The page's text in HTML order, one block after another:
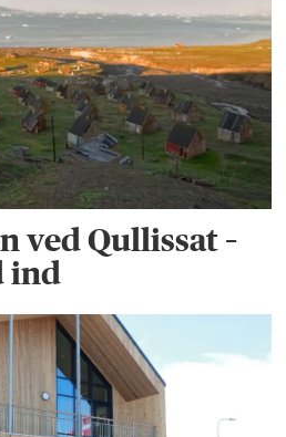
ved Qullissat –
ind